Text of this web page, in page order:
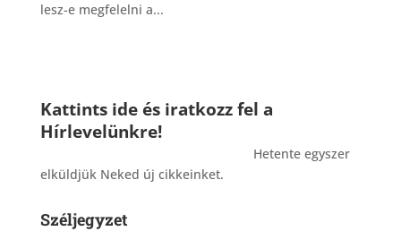
lesz-e megfelelni a...
Kattints ide és iratkozz fel a
Hírlevelünkre!
Hetente egyszer
elküldjük Neked új cikkeinket.
Széljegyzet